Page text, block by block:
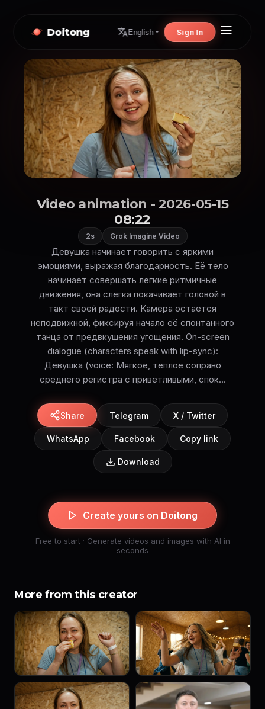
Doitong English Sign In
Video animation - 2026-05-15
08:22
2s Grok Imagine Video
Девушка начинает говорить с яркими
эмоциями, выражая благодарность. Её тело
начинает совершать легкие ритмичные
движения, она слегка покачивает головой в
такт своей радости. Камера остается
неподвижной, фиксируя начало её спонтанного
танца от предвкушения угощения. On-screen
dialogue (characters speak with lip-sync):
Девушка (voice: Мягкое, теплое сопрано
среднего регистра с приветливыми, спок...
Share Telegram X / Twitter
WhatsApp Facebook Copy link
Download
Create yours on Doitong
Free to start · Generate videos and images with AI in
seconds
More from this creator